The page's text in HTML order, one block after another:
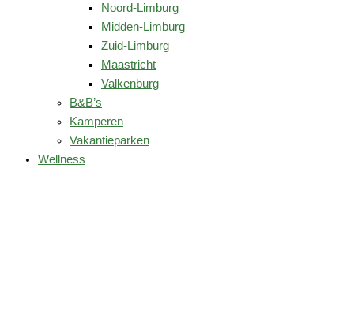
Noord-Limburg
Midden-Limburg
Zuid-Limburg
Maastricht
Valkenburg
B&B’s
Kamperen
Vakantieparken
Wellness